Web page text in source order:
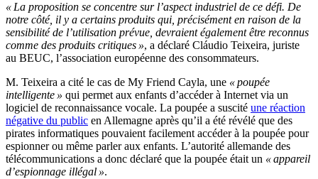
« La proposition se concentre sur l’aspect industriel de ce défi. De
notre côté, il y a certains produits qui, précisément en raison de la
sensibilité de l’utilisation prévue, devraient également être reconnus
comme des produits critiques », a déclaré Cláudio Teixeira, juriste
au BEUC, l’association européenne des consommateurs.
M. Teixeira a cité le cas de My Friend Cayla, une « poupée
intelligente » qui permet aux enfants d’accéder à Internet via un
logiciel de reconnaissance vocale. La poupée a suscité une réaction
négative du public en Allemagne après qu’il a été révélé que des
pirates informatiques pouvaient facilement accéder à la poupée pour
espionner ou même parler aux enfants. L’autorité allemande des
télécommunications a donc déclaré que la poupée était un « appareil
d’espionnage illégal ».